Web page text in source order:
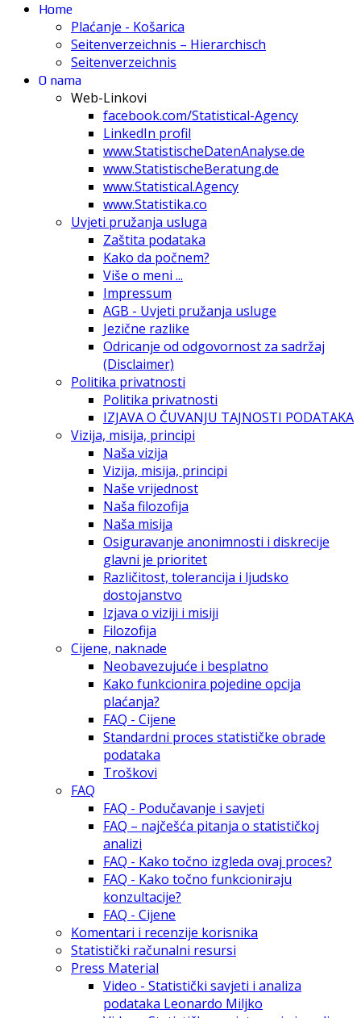
Home
Plaćanje - Košarica
Seitenverzeichnis – Hierarchisch
Seitenverzeichnis
O nama
Web-Linkovi
facebook.com/Statistical-Agency
LinkedIn profil
www.StatistischeDatenAnalyse.de
www.StatistischeBeratung.de
www.Statistical.Agency
www.Statistika.co
Uvjeti pružanja usluga
Zaštita podataka
Kako da počnem?
Više o meni ...
Impressum
AGB - Uvjeti pružanja usluge
Jezične razlike
Odricanje od odgovornost za sadržaj
(Disclaimer)
Politika privatnosti
Politika privatnosti
IZJAVA O ČUVANJU TAJNOSTI PODATAKA
Vizija, misija, principi
Naša vizija
Vizija, misija, principi
Naše vrijednost
Naša filozofija
Naša misija
Osiguravanje anonimnosti i diskrecije
glavni je prioritet
Različitost, tolerancija i ljudsko
dostojanstvo
Izjava o viziji i misiji
Filozofija
Cijene, naknade
Neobavezujuće i besplatno
Kako funkcionira pojedine opcija
plaćanja?
FAQ - Cijene
Standardni proces statističke obrade
podataka
Troškovi
FAQ
FAQ - Podučavanje i savjeti
FAQ – najčešća pitanja o statističkoj
analizi
FAQ - Kako točno izgleda ovaj proces?
FAQ - Kako točno funkcioniraju
konzultacije?
FAQ - Cijene
Komentari i recenzije korisnika
Statistički računalni resursi
Press Material
Video - Statistički savjeti i analiza
podataka Leonardo Miljko